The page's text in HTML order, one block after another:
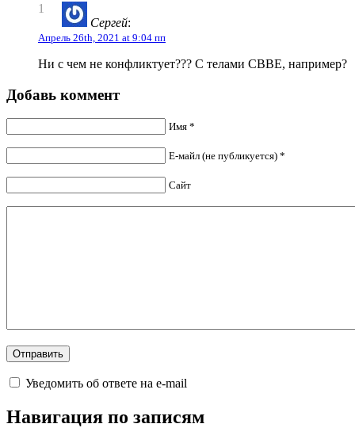
1
Сергей:
Апрель 26th, 2021 at 9:04 пп
Ни с чем не конфликтует??? С телами СВВЕ, например?
Добавь коммент
Имя *
Е-майл (не публикуется) *
Сайт
Уведомить об ответе на e-mail
Навигация по записям